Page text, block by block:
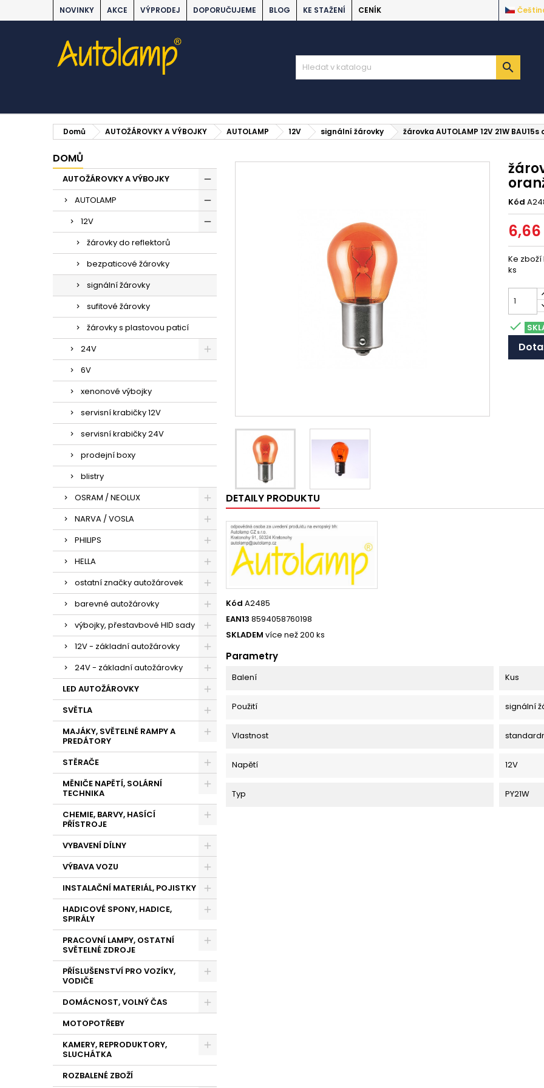
NOVINKY AKCE VÝPRODEJ DOPORUČUJEME BLOG KE STAŽENÍ CENÍK

Domů AUTOŽÁROVKY A VÝBOJKY AUTOLAMP 12V signální žárovky žárovka AUTOLAMP 12V 21W
DOMŮ
AUTOŽÁROVKY A VÝBOJKY
AUTOLAMP
12V
žárovky do reflektorů
bezpaticové žárovky
signální žárovky
sufitové žárovky
žárovky s plastovou paticí
24V
6V
xenonové výbojky
servisní krabičky 12V
servisní krabičky 24V
prodejní boxy
blistry
OSRAM / NEOLUX
NARVA / VOSLA
PHILIPS
HELLA
ostatní značky autožárovek
barevné autožárovky
výbojky, přestavbové HID sady
12V - základní autožárovky
24V - základní autožárovky
LED AUTOŽÁROVKY
SVĚTLA
MAJÁKY, SVĚTELNÉ RAMPY A
PREDÁTORY
STĚRAČE
MĚNIČE NAPĚTÍ, SOLÁRNÍ
TECHNIKA
CHEMIE, BARVY, HASÍCÍ
PŘÍSTROJE
VYBAVENÍ DÍLNY
VÝBAVA VOZU
INSTALAČNÍ MATERIÁL, POJISTKY
HADICOVÉ SPONY, HADICE,
SPIRÁLY
PRACOVNÍ LAMPY, OSTATNÍ
SVĚTELNÉ ZDROJE
PŘÍSLUŠENSTVÍ PRO VOZÍKY,
VODIČE
DOMÁCNOST, VOLNÝ ČAS
MOTOPOTŘEBY
KAMERY, REPRODUKTORY,
SLUCHÁTKA
ROZBALENÉ ZBOŽÍ
Kód
Ke
ks

DETAILY PRODUKTU
Kód A2485
EAN13 8594058760198
SKLADEM více než 200 ks
Parametry
Balení Kus
Použití signální
Vlastnost
Napětí 12V
Typ PY21W